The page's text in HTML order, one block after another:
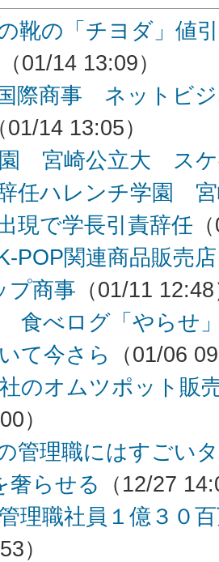
靴の「チヨダ」値
（01/14 13:09）
国際商事 ネットビ
01/14 13:05）
宮崎公立大 スケ
任ハレンチ学園
現で学長引責辞任
POP関連商品販売
プ商事 （01/11
食べログ「やらせ
て今さら
（01/06
のオムツポット販
）
管理職にはすご
奢らせる
（12/27
理職社員１億３０
）